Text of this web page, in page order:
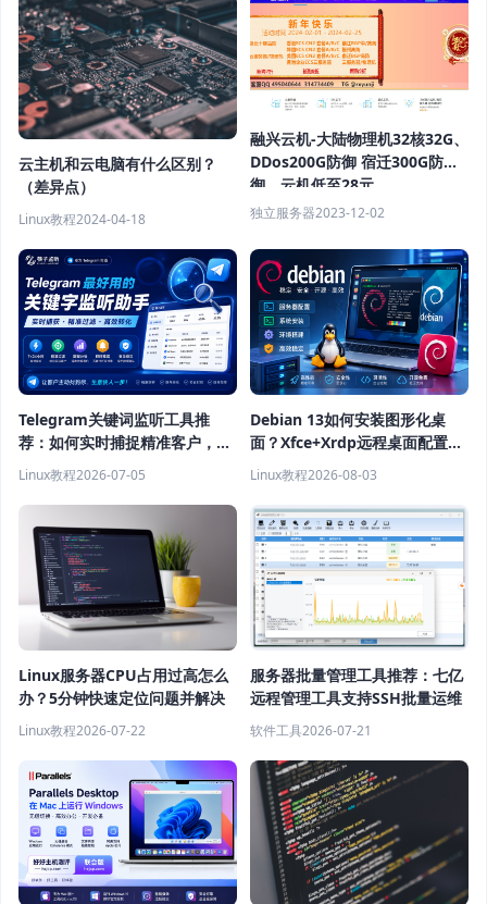
云主机和云电脑有什么区别？
（差异点）
Linux教程2024-04-18
融兴云机-大陆物理机32核32G、
DDos200G防御 宿迁300G防
御，云机低至28元
独立服务器2023-12-02
Telegram关键词监听工具推
荐：如何实时捕捉精准客户，提
高获客效率？
Linux教程2026-07-05
Debian 13如何安装图形化桌
面？Xfce+Xrdp远程桌面配置教
程
Linux教程2026-08-03
Linux服务器CPU占用过高怎么
办？5分钟快速定位问题并解决
Linux教程2026-07-22
服务器批量管理工具推荐：七亿
远程管理工具支持SSH批量运维
软件工具2026-07-21